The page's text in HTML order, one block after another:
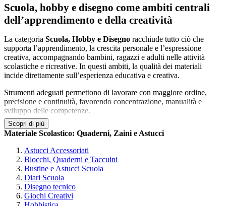
Scuola, hobby e disegno come ambiti centrali
dell’apprendimento e della creatività
La categoria Scuola, Hobby e Disegno racchiude tutto ciò che
supporta l’apprendimento, la crescita personale e l’espressione
creativa, accompagnando bambini, ragazzi e adulti nelle attività
scolastiche e ricreative. In questi ambiti, la qualità dei materiali
incide direttamente sull’esperienza educativa e creativa.
Strumenti adeguati permettono di lavorare con maggiore ordine,
precisione e continuità, favorendo concentrazione, manualità e
sviluppo delle competenze.
Supporto quotidiano per attività scolastiche e
Nel contesto scolastico, materiali dedicati a scuola e disegno sono
fondamentali per affrontare lezioni, esercitazioni e attività didattiche
in modo organizzato. Quaderni, blocchi, strumenti per il disegno e
accessori aiutano studenti di ogni età a strutturare il proprio lavoro.
Scopri di più
Materiale Scolastico: Quaderni, Zaini e Astucci
Astucci Accessoriati
Blocchi, Quaderni e Taccuini
Bustine e Astucci Scuola
Diari Scuola
Disegno tecnico
Giochi Creativi